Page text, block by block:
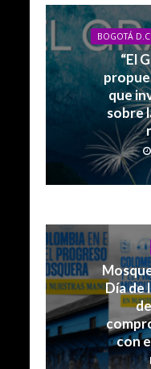
BOGOTÁ
“El
que
sobre
Día de
con